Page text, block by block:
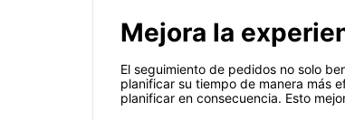
Mejora la
El seguimiento de pedidos no solo
planificar su tiempo de manera más
planificar en consecuencia. Esto